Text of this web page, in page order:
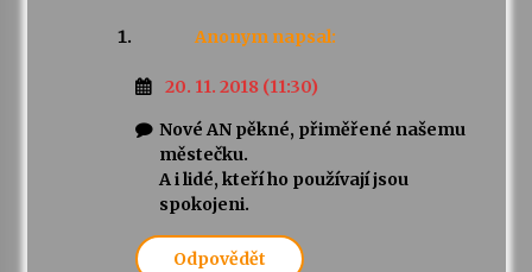
Anonym napsal:
20. 11. 2018 (11:30)
Nové AN pěkné, přiměřené našemu
městečku.
A i lidé, kteří ho používají jsou
spokojeni.
Odpovědět